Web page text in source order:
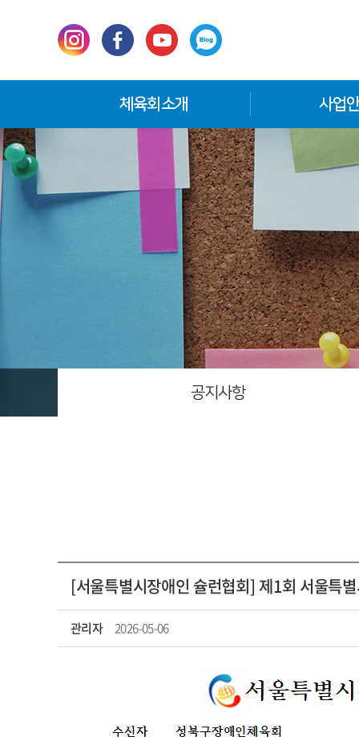
체육회소개 사업
공지사항
[서울특별시장애인 슐런협회] 제1회 서울특
관리자 2026-05-06